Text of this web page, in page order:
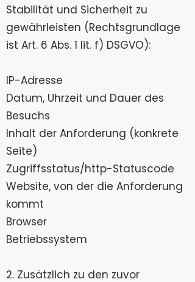
Stabilität und Sicherheit zu
gewährleisten (Rechtsgrundlage
ist Art. 6 Abs. 1 lit. f) DSGVO):
IP-Adresse
Datum, Uhrzeit und Dauer des
Besuchs
Inhalt der Anforderung (konkrete
Seite)
Zugriffsstatus/http-Statuscode
Website, von der die Anforderung
kommt
Browser
Betriebssystem
2. Zusätzlich zu den zuvor